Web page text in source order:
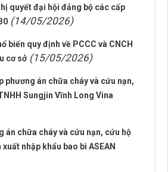
quyết đại hội đảng bộ các cấp
(14/05/2026)
biến quy định về PCCC và CNCH
cơ sở (15/05/2026)
phương án chữa cháy và cứu nạn,
Sungjin Vĩnh Long Vina
án chữa cháy và cứu nạn, cứu hộ
nhập khẩu bao bì ASEAN